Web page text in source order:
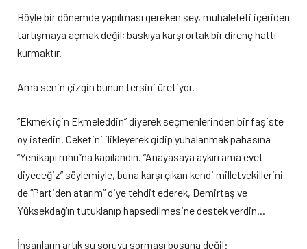
Böyle bir dönemde yapılması gereken şey, muhalefeti içeriden
tartışmaya açmak değil; baskıya karşı ortak bir direnç hattı
kurmaktır.
Ama senin çizgin bunun tersini üretiyor.
“Ekmek için Ekmeleddin” diyerek seçmenlerinden bir faşiste
oy istedin. Ceketini ilikleyerek gidip yuhalanmak pahasına
“Yenikapı ruhu”na kapılandın. “Anayasaya aykırı ama evet
diyeceğiz” söylemiyle, buna karşı çıkan kendi milletvekillerini
de “Partiden atarım” diye tehdit ederek, Demirtaş ve
Yüksekdağ’ın tutuklanıp hapsedilmesine destek verdin…
İnsanların artık şu soruyu sorması boşuna değil: